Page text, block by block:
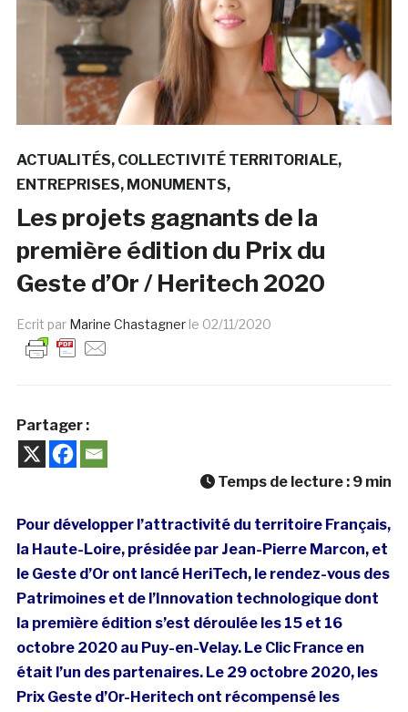
ACTUALITÉS COLLECTIVITÉ TERRITORIALE
ENTREPRISES MONUMENTS
Les projets gagnants de la
première édition du Prix du
Geste d’Or / Heritech 2020
Ecrit par Marine Chastagner le 02/11/2020
Partager :
Temps de lecture : 9 min
Pour développer l’attractivité du territoire Français,
la Haute-Loire, présidée par Jean-Pierre Marcon, et
le Geste d’Or ont lancé HeriTech, le rendez-vous des
Patrimoines et de l’Innovation technologique dont
la première édition s’est déroulée les 15 et 16
octobre 2020 au Puy-en-Velay. Le Clic France en
était l’un des partenaires. Le 29 octobre 2020, les
Prix Geste d’Or-Heritech ont récompensé les